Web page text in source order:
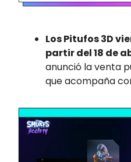
Los Pitufos 3D
partir del 18 de
anunció la venta
que acompaña